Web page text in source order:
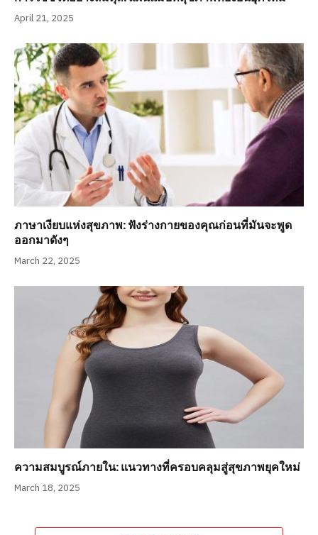
April 21, 2025
ภาษาเงียบแห่งสุขภาพ: ฟังร่างกายของคุณก่อนที่มันจะพูด
ออกมาดังๆ
March 22, 2025
ความสมบูรณ์ภายใน: แนวทางที่ครอบคลุมสู่สุขภาพยุคใหม่
March 18, 2025